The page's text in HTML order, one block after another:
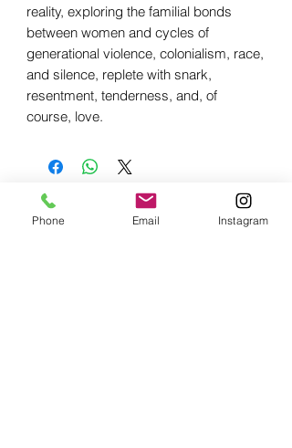
reality, exploring the familial bonds
between women and cycles of
generational violence, colonialism, race,
and silence, replete with snark,
resentment, tenderness, and, of
course, love.
Related Products
Phone Email Instagram